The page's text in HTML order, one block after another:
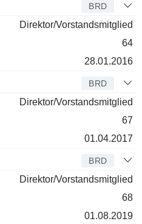
BRD
Direktor/Vorstandsmitglied
64
28.01.2016
BRD
Direktor/Vorstandsmitglied
67
01.04.2017
BRD
Direktor/Vorstandsmitglied
68
01.08.2019